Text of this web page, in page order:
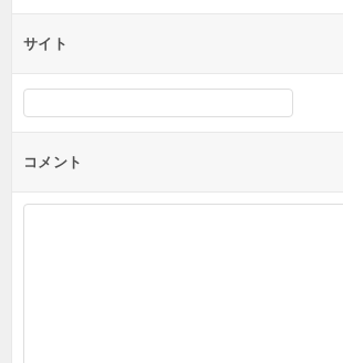
サイト
コメント